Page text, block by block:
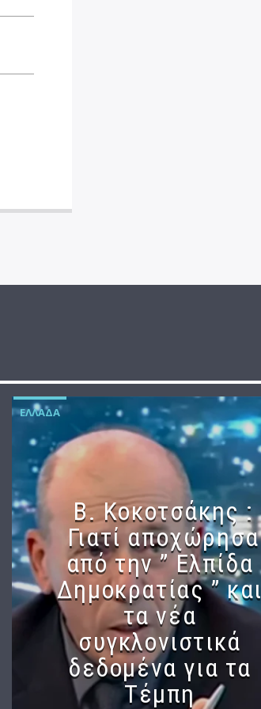
ΕΛΛΆΔΑ
Β. Κοκοτσάκης :
Γιατί αποχώρησα
από την ” Ελπίδα
Δημοκρατίας ” και
τα νέα
συγκλονιστικά
δεδομένα για τα
Τέμπη